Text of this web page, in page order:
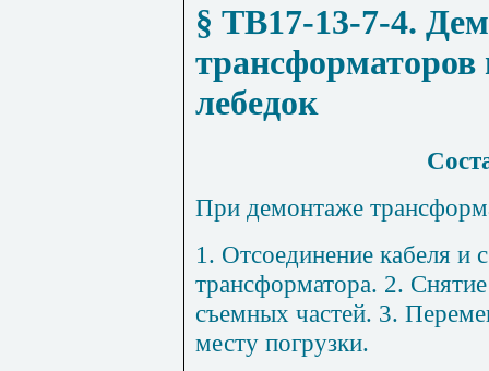
§ ТВ17-13-7-4.
лебедок
При демонтаже
1 . Отсоединение кабеля
трансформатора. 2.
съемных частей. 3.
месту погрузки.